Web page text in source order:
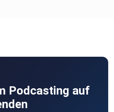
Podcasting auf